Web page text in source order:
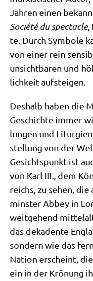
Jah­ren einen
Socié­té du spec­ta­cle,
te. Durch Sym­bo­le
von einer rein
unsicht­ba­ren und
lich­keit aufsteigen.
Des­halb haben die
Geschich­te immer
lun­gen und
stel­lung von der
Gesichts­punkt ist
von Karl III., dem
reichs, zu sehen,
min­ster Abbey in
weit­ge­hend
das deka­den­te
son­dern wie das
Nati­on erscheint,
ein in der Krö­nung